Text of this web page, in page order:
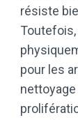
résiste
pour les
nettoyage